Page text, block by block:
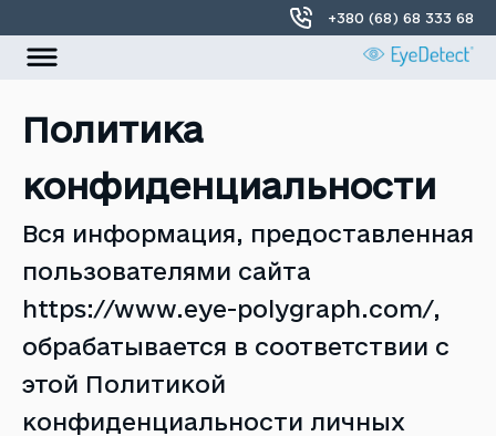
+380 (68) 68 333 68
О нас
Локации
Контакты
Политика
конфиденциальности
Вся информация, предоставленная
пользователями сайта
https://www.eye-polygraph.com/,
обрабатывается в соответствии с
этой Политикой
конфиденциальности личных